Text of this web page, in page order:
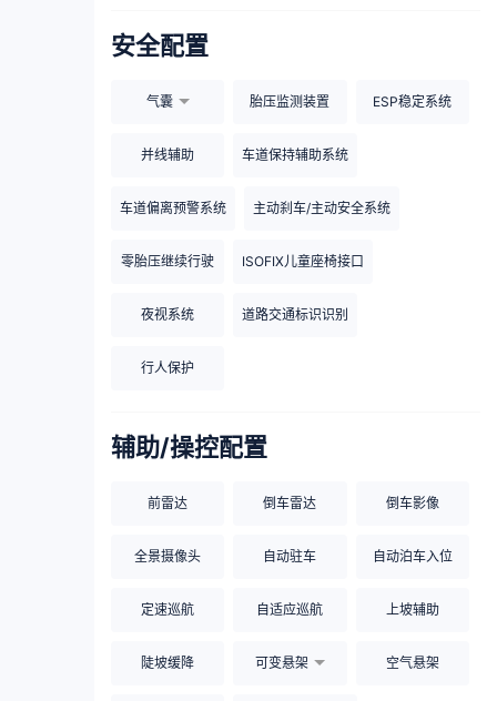
安全配置
气囊 胎压监测装置 ESP稳定系统
并线辅助 车道保持辅助系统
车道偏离预警系统 主动刹车/主动安全系统
零胎压继续行驶 ISOFIX儿童座椅接口
夜视系统 道路交通标识识别
行人保护
辅助/操控配置
前雷达 倒车雷达 倒车影像
全景摄像头 自动驻车 自动泊车入位
定速巡航 自适应巡航 上坡辅助
陡坡缓降 可变悬架 空气悬架